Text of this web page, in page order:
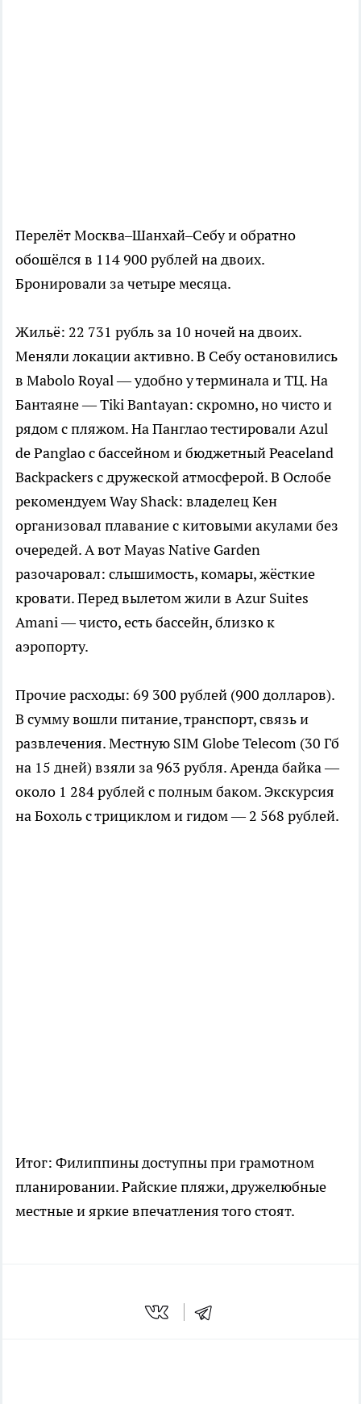
Перелёт Москва–Шанхай–Себу и обратно
обошёлся в 114 900 рублей на двоих.
Бронировали за четыре месяца.
Жильё: 22 731 рубль за 10 ночей на двоих.
Меняли локации активно. В Себу остановились
в Mabolo Royal — удобно у терминала и ТЦ. На
Бантаяне — Tiki Bantayan: скромно, но чисто и
рядом с пляжом. На Панглао тестировали Azul
de Panglao с бассейном и бюджетный Peaceland
Backpackers с дружеской атмосферой. В Ослобе
рекомендуем Way Shack: владелец Кен
организовал плавание с китовыми акулами без
очередей. А вот Mayas Native Garden
разочаровал: слышимость, комары, жёсткие
кровати. Перед вылетом жили в Azur Suites
Amani — чисто, есть бассейн, близко к
аэропорту.
Прочие расходы: 69 300 рублей (900 долларов).
В сумму вошли питание, транспорт, связь и
развлечения. Местную SIM Globe Telecom (30 Гб
на 15 дней) взяли за 963 рубля. Аренда байка —
около 1 284 рублей с полным баком. Экскурсия
на Бохоль с трициклом и гидом — 2 568 рублей.
Итог: Филиппины доступны при грамотном
планировании. Райские пляжи, дружелюбные
местные и яркие впечатления того стоят.